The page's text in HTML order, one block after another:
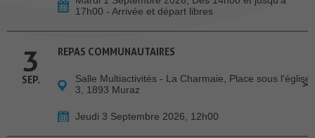
17h00 - Arrivée et départ libres
3
SEP.
REPAS COMMUNAUTAIRES
Salle Multiactivités - La Charmaie, Place sous l'église
3, 1893 Muraz
Jeudi 3 Septembre 2026, 12h00